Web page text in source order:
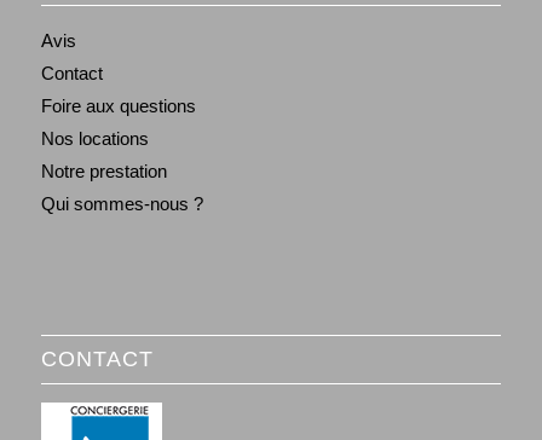
Avis
Contact
Foire aux questions
Nos locations
Notre prestation
Qui sommes-nous ?
CONTACT